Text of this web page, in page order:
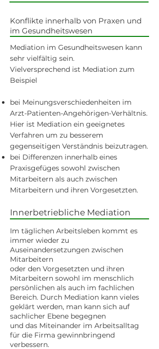
Konflikte innerhalb von Praxen und
im Gesundheitswesen
Mediation im Gesundheitswesen kann
sehr vielfältig sein.
Vielversprechend ist Mediation zum
Beispiel
bei Meinungsverschiedenheiten im
Arzt-Patienten-Angehörigen-Verhältnis.
Hier ist Mediation ein geeignetes
Verfahren um zu besserem
gegenseitigen Verständnis beizutragen.
bei Differenzen innerhalb eines
Praxisgefüges sowohl zwischen
Mitarbeitern als auch zwischen
Mitarbeitern und ihren Vorgesetzten.
Innerbetriebliche Mediation
Im täglichen Arbeitsleben kommt es
immer wieder zu
Auseinandersetzungen zwischen
Mitarbeitern
oder den Vorgesetzten und ihren
Mitarbeitern sowohl im menschlich
persönlichen als auch im fachlichen
Bereich. Durch Mediation kann vieles
geklärt werden, man kann sich auf
sachlicher Ebene begegnen
und das Miteinander im Arbeitsalltag
für die Firma gewinnbringend
verbessern.